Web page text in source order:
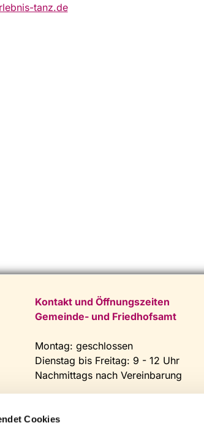
Cookies
tanz.de
Kontakt und Öffnungszeiten
Gemeinde- und Friedhofsamt
Montag: geschlossen
Dienstag bis Freitag: 9 - 12 Uhr
Nachmittags nach Vereinbarung
Fax: 0 52 04 / 25 65